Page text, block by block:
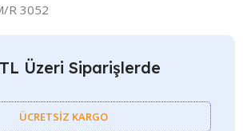
R 3052
Üzeri Siparişlerde
ÜCRETSİZ KARGO